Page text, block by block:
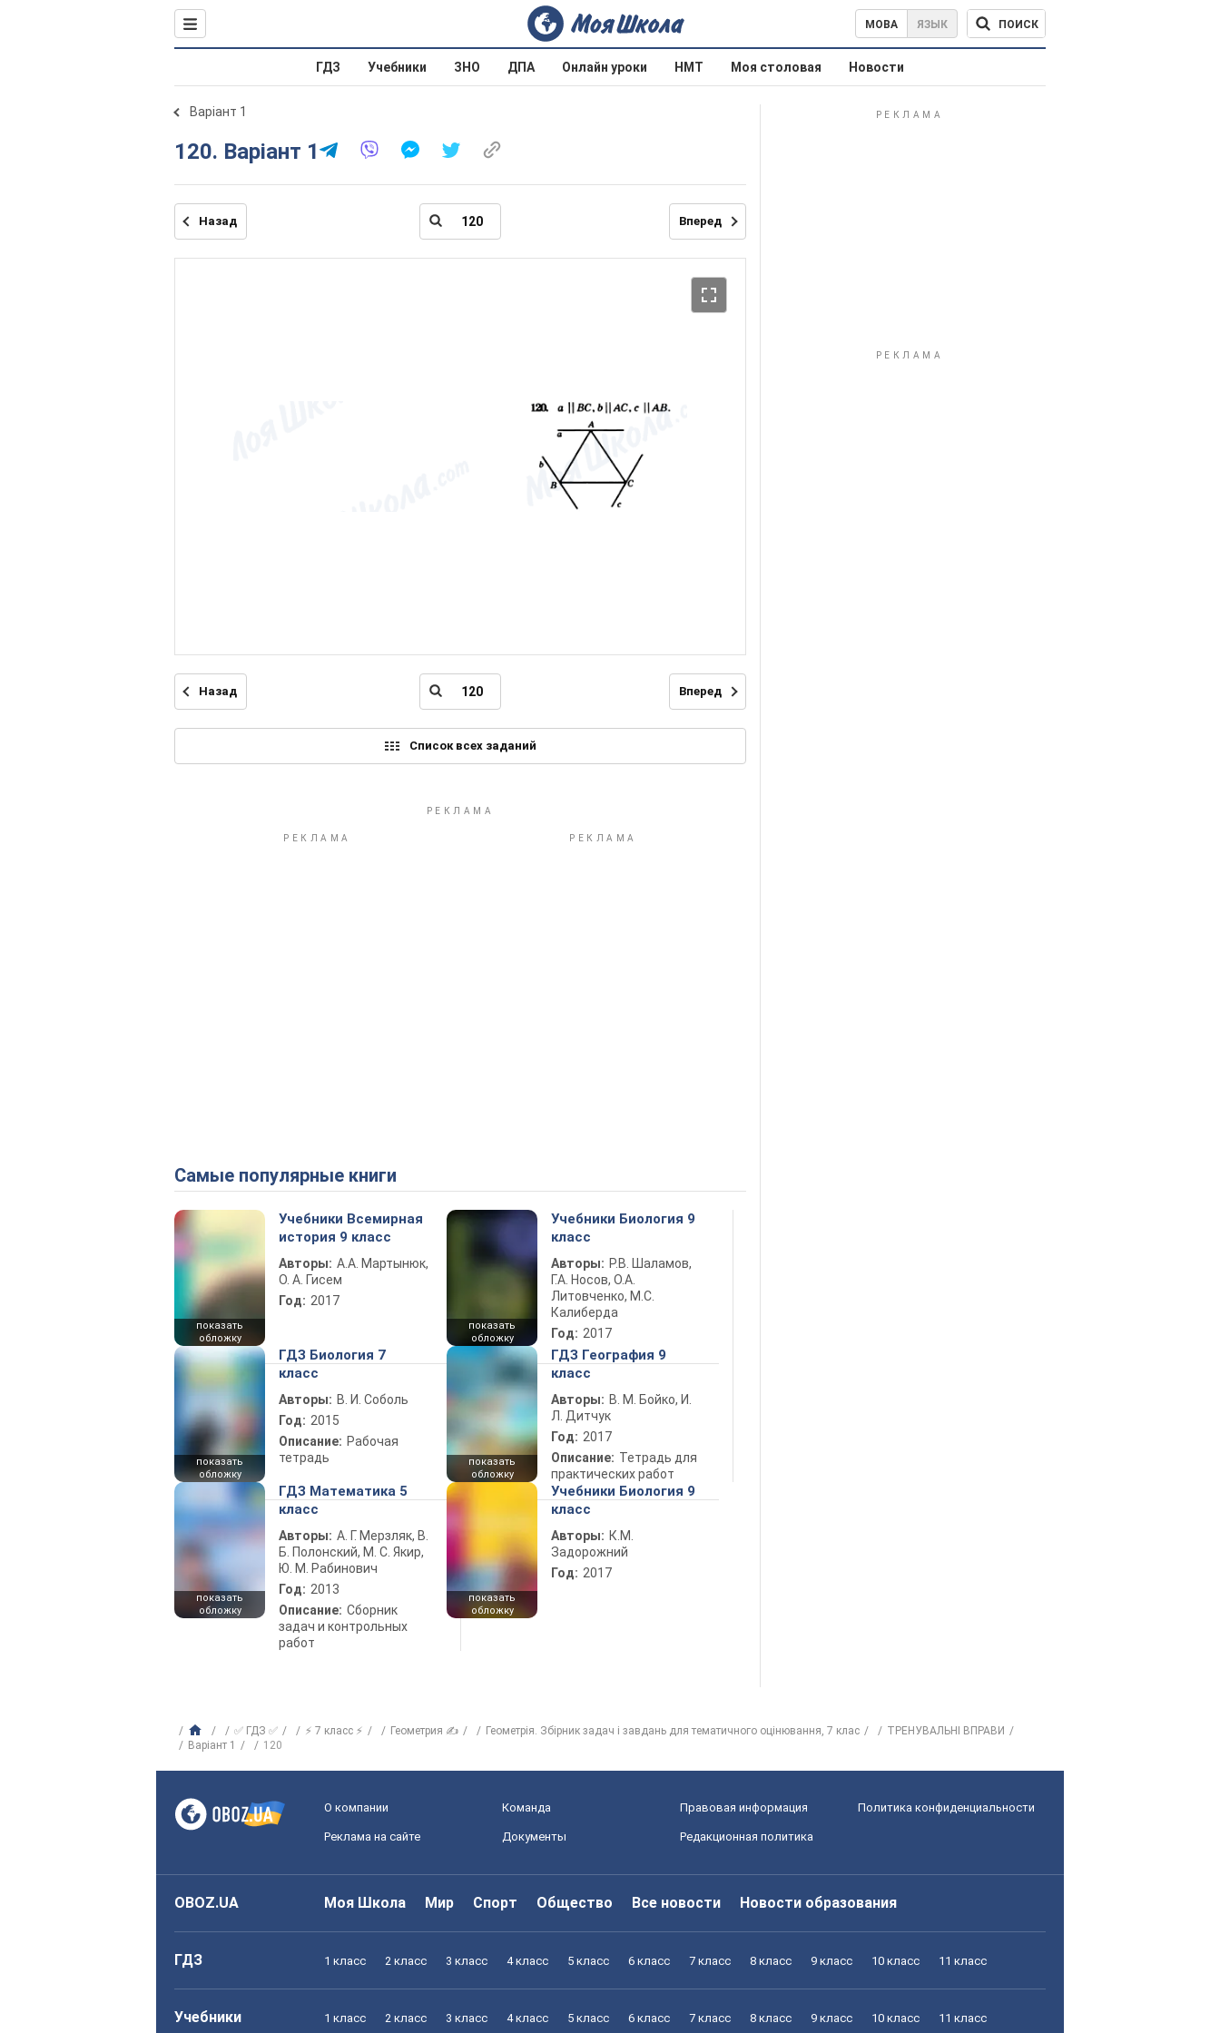
МОВА ЯЗЫК ПОИСК
ГДЗ Учебники ЗНО ДПА Онлайн уроки НМТ Моя столовая Новости
Варіант 1
120. Варіант 1
Назад Вперед
Назад Вперед
Список всех заданий
Самые популярные книги
показать
обложку
Учебники Всемирная
история 9 класс
Авторы: А.А. Мартынюк,
О. А. Гисем
Год: 2017
показать
обложку
Учебники Биология 9
класс
Авторы: Р.В. Шаламов,
Г.А. Носов, О.А.
Литовченко, М.С.
Калиберда
Год: 2017
показать
обложку
ГДЗ Биология 7
класс
Авторы: В. И. Соболь
Год: 2015
Описание: Рабочая
тетрадь
показать
обложку
ГДЗ География 9
класс
Авторы: В. М. Бойко, И.
Л. Дитчук
Год: 2017
Описание: Тетрадь для
практических работ
показать
обложку
ГДЗ Математика 5
класс
Авторы: А. Г. Мерзляк, В.
Б. Полонский, М. С. Якир,
Ю. М. Рабинович
Год: 2013
Описание: Сборник
задач и контрольных
работ
показать
обложку
Учебники Биология 9
класс
Авторы: К.М.
Задорожний
Год: 2017
✅ ГДЗ ✅ ⚡ 7 класс ⚡ Геометрия ✍ Геометрія. Збірник задач і завдань для тематичного оцінювання, 7 клас
ТРЕНУВАЛЬНІ ВПРАВИ
Варіант 1
120
О компании Команда Правовая информация Политика конфиденциальности
Реклама на сайте Документы Редакционная политика
OBOZ.UA Моя Школа Мир Спорт Общество Все новости Новости образования
ГДЗ 1 класс 2 класс 3 класс 4 класс 5 класс 6 класс 7 класс 8 класс 9 класс 10 класс 11 класс
Учебники 1 класс 2 класс 3 класс 4 класс 5 класс 6 класс 7 класс 8 класс 9 класс 10 класс 11 класс